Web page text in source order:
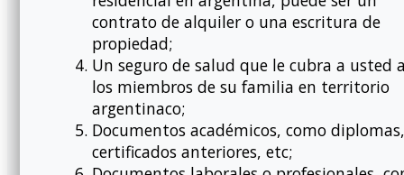
contrato de alquiler o una escritura de
propiedad;
Un seguro de salud que le cubra a usted
los miembros de su familia en territorio
argentinaco;
Documentos académicos, como diplomas,
certificados anteriores, etc;